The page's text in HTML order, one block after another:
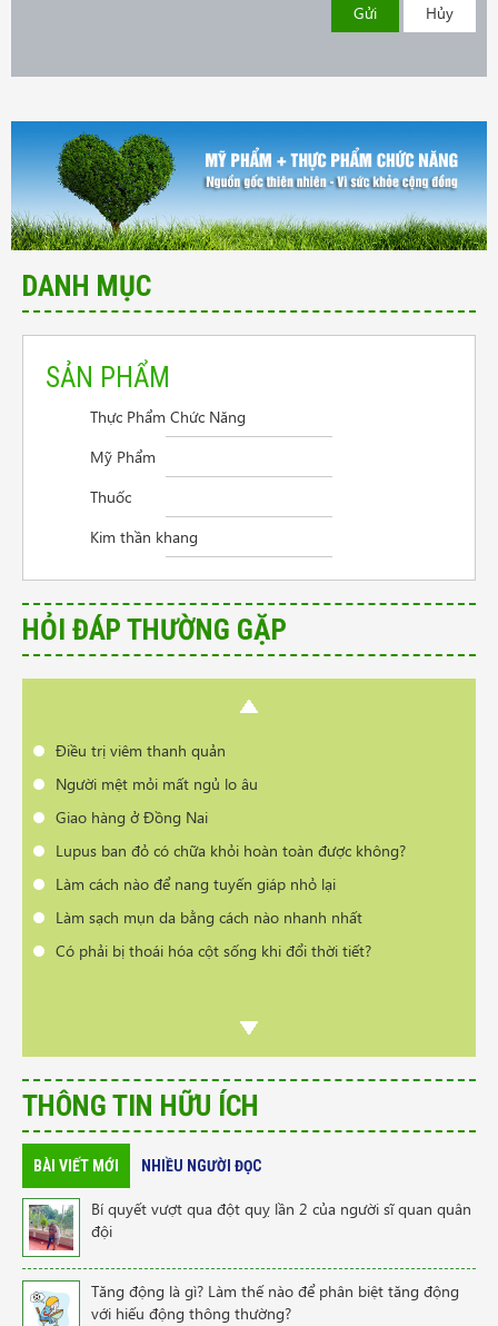
Gửi Hủy
DANH MỤC
SẢN PHẨM
Thực Phẩm Chức Năng
Mỹ Phẩm
Thuốc
Kim thần khang
HỎI ĐÁP THƯỜNG GẶP
Cần tư vấn sản phẩm trị vẩy nến da đầu
Điều trị viêm thanh quản
Người mệt mỏi mất ngủ lo âu
Giao hàng ở Đồng Nai
Lupus ban đỏ có chữa khỏi hoàn toàn được không?
Làm cách nào để nang tuyến giáp nhỏ lại
Làm sạch mụn da bằng cách nào nhanh nhất
Có phải bị thoái hóa cột sống khi đổi thời tiết?
Cần tư vấn sản phẩm trị vẩy nến da đầu
Điều trị viêm thanh quản
Người mệt mỏi mất ngủ lo âu
Giao hàng ở Đồng Nai
Lupus ban đỏ có chữa khỏi hoàn toàn được không?
Làm cách nào để nang tuyến giáp nhỏ lại
Làm sạch mụn da bằng cách nào nhanh nhất
Có phải bị thoái hóa cột sống khi đổi thời tiết?
THÔNG TIN HỮU ÍCH
BÀI VIẾT MỚI NHIỀU NGƯỜI ĐỌC
Bí quyết vượt qua đột quỵ lần 2 của người sĩ quan quân
đội
Tăng động là gì? Làm thế nào để phân biệt tăng động
với hiếu động thông thường?